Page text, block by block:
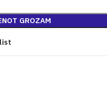
GROZAM